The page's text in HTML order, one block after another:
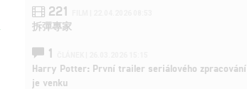
221
拆彈專家
1
Harry Potter: První trailer seriálového zpracování
je venku